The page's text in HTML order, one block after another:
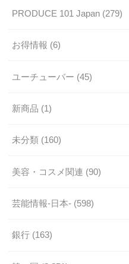
PRODUCE 101 Japan (279)
お得情報 (6)
ユーチューバー (45)
新商品 (1)
未分類 (160)
美容・コスメ関連 (90)
芸能情報-日本- (598)
銀行 (163)